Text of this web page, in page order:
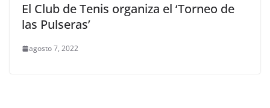
El Club de Tenis organiza el ‘Torneo de
las Pulseras’
agosto 7, 2022